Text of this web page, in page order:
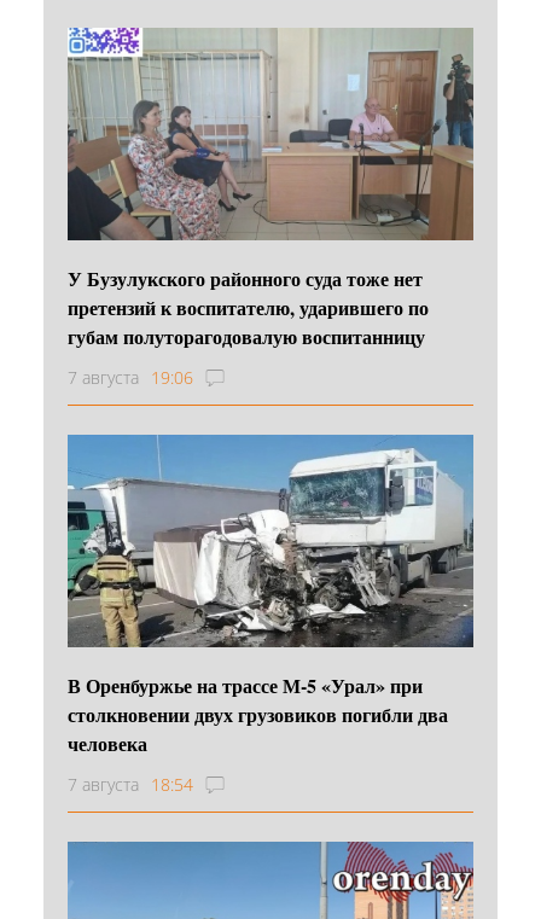
У Бузулукского районного суда тоже нет
претензий к воспитателю, ударившего по
губам полуторагодовалую воспитанницу
7 августа 19:06
В Оренбуржье на трассе М-5 «Урал» при
столкновении двух грузовиков погибли два
человека
7 августа 18:54